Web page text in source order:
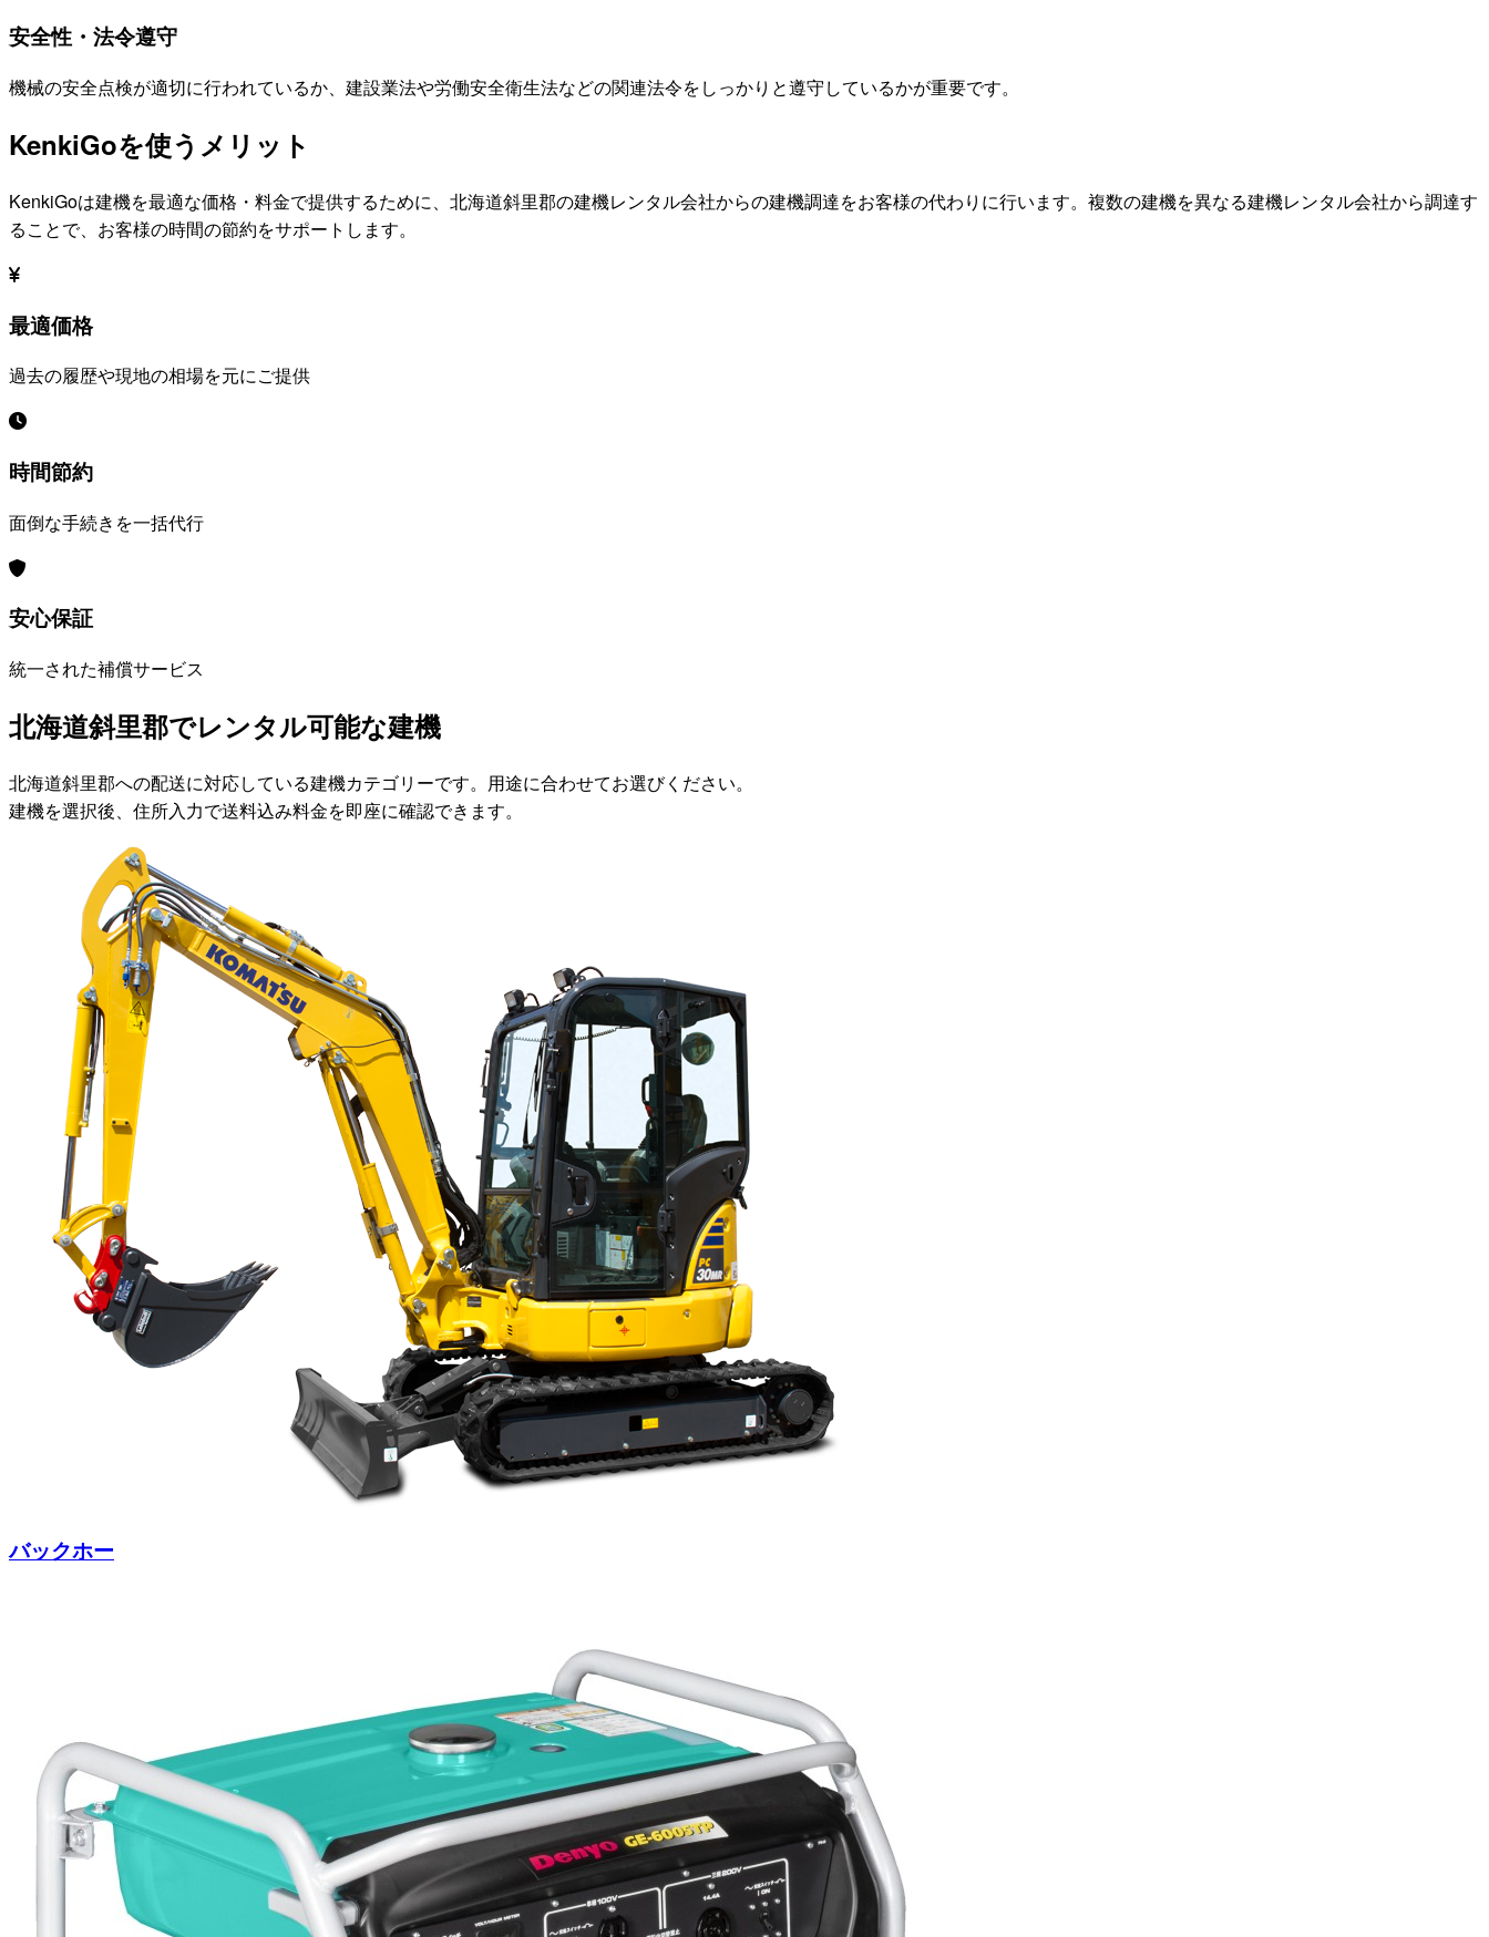
安全性・法令遵守
機械の安全点検が適切に行われているか、建設業法や労働安全衛生法などの関連法令をしっかりと遵守しているかが重要です。
KenkiGoを使うメリット
KenkiGoは建機を最適な価格・料金で提供するために、 北海道斜里郡の建機レンタル会社からの建機調達をお客様の代わりに行います。複数の建機を異なる建機レンタル会社から調達す
ることで、お客様の時間の節約をサポートします。
最適価格
過去の履歴や現地の相場を元にご提供
時間節約
面倒な手続きを一括代行
安心保証
統一された補償サービス
北海道斜里郡でレンタル可能な建機
北海道斜里郡への配送に対応している建機カテゴリーです。用途に合わせてお選びください。
建機を選択後、住所入力で送料込み料金を即座に確認できます。
バックホー